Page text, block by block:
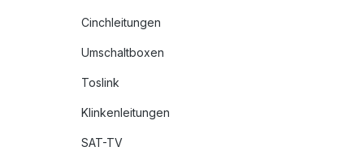
Cinchleitungen
Umschaltboxen
Toslink
Klinkenleitungen
SAT-TV